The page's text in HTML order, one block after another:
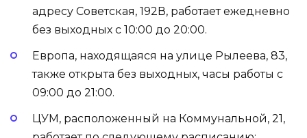
адресу Советская, 192В, работает ежедневно
без выходных с 10:00 до 20:00.
Европа, находящаяся на улице Рылеева, 83,
также открыта без выходных, часы работы с
09:00 до 21:00.
ЦУМ, расположенный на Коммунальной, 21,